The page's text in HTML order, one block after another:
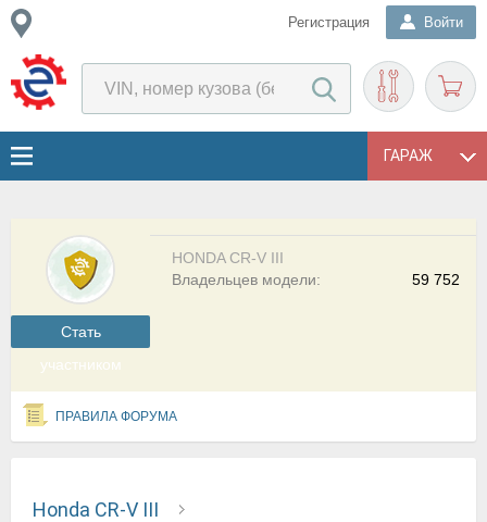
Регистрация Войти
ГАРАЖ
Cтать
участником
HONDA CR-V III
59 752
Владельцев модели:
ПРАВИЛА ФОРУМА
Honda CR-V III